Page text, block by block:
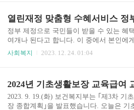
기초수급자는 누구인가? 기초수급자는 누
기초수급자는 생활이 어려워서 정부지원
사람입니다. 기초수급자가 선정되기 위해
정기준에 부합해야 합니다. 그 기초수급자
가구당 소득인정액이 급여종류별 기준중
의 급여 중 1개 이상 급여를 받는 사람을
수급자라고 합니다. 기초수급자 급여지급
초수급..
정부 제정으로 국민들이 받을 수 있는 혜
여개나 된다고 합니다. 이 중에서 본인에
는 정책이 무엇인지 찾는 방법은 정부 24
조금, 복지해택들은 훨씬 더 다양합니다.
것을 간편하게 볼 수 있는 열린재정 맞춤형
비스를 소개합니다. 맞춤형 수혜서비스란
사회복지 2023. 12. 24. 01:04
2023. 9. 19.(화) 보건복지부는 ｢제3차 기
장 종합계획｣을 발표했습니다. 오늘은 기